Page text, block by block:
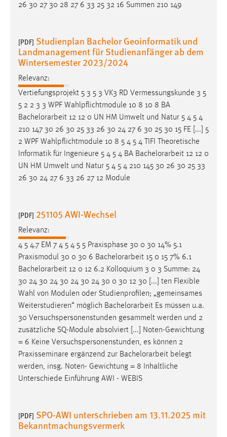
26 30 27 30 28 27 6 33 25 32 16 Summen 210 149
[PDF] Studienplan Bachelor Geoinformatik und
Landmanagement für Studienanfänger ab dem
Wintersemester 2023/2024
Relevanz:
Vertiefungsprojekt 5 3 5 3 VK3 RD Vermessungskunde 3 5
5 2 2 3 3 WPF Wahlpflichtmodule 10 8 10 8 BA
Bachelorarbeit 12 12 0 UN HM Umwelt und Natur 5 4 5 4
210 147 30 26 30 25 33 26 30 24 27 6 30 25 30 15 FE [...] 5
2 WPF Wahlpflichtmodule 10 8 5 4 5 4 TIFI Theoretische
Informatik für Ingenieure 5 4 5 4 BA Bachelorarbeit 12 12 0
UN HM Umwelt und Natur 5 4 5 4 210 145 30 26 30 25 33
26 30 24 27 6 33 26 27 12 Module
[PDF] 251105 AWI-Wechsel
Relevanz:
4 5 4.7 EM 7 4 5 4 5 5 Praxisphase 30 0 30 14% 5.1
Praxismodul 30 0 30 6 Bachelorarbeit 15 0 15 7% 6.1
Bachelorarbeit 12 0 12 6.2 Kolloquium 3 0 3 Summe: 24
30 24 30 24 30 24 30 24 30 0 30 12 30 [...] ten Flexible
Wahl von Modulen oder Studienprofilen; „gemeinsames
Weiterstudieren“ möglich Bachelorarbeit Es müssen u.a.
30 Versuchspersonenstunden gesammelt werden und 2
zusätzliche SQ-Module absolviert [...] Noten-Gewichtung
= 6 Keine Versuchspersonenstunden, es können 2
Praxisseminare ergänzend zur Bachelorarbeit belegt
werden, insg. Noten- Gewichtung = 8 Inhaltliche
Unterschiede Einführung AWI - WEBIS
[PDF] SPO-AWI unterschrieben am 13.11.2025 mit
Bekanntmachungsvermerk